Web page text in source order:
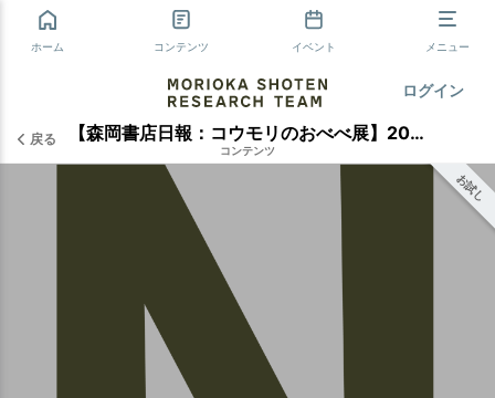
ホーム コンテンツ イベント メニュー
ログイン
戻る 【森岡書店日報：コウモリのおべべ展】2018年8月7日
コンテンツ
お試し